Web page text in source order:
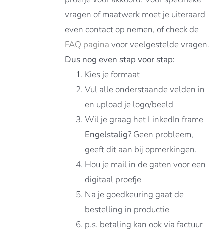
vragen of maatwerk moet je uiteraard
even contact op nemen, of check de
FAQ pagina voor veelgestelde vragen.
Dus nog even stap voor stap:
Kies je formaat
Vul alle onderstaande velden in
en upload je logo/beeld
Wil je graag het LinkedIn frame
Engelstalig? Geen probleem,
geeft dit aan bij opmerkingen.
Hou je mail in de gaten voor een
digitaal proefje
Na je goedkeuring gaat de
bestelling in productie
p.s. betaling kan ook via factuur